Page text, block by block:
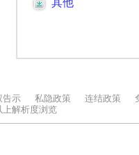
告示 私隐政策 连结政策
上解析度浏览